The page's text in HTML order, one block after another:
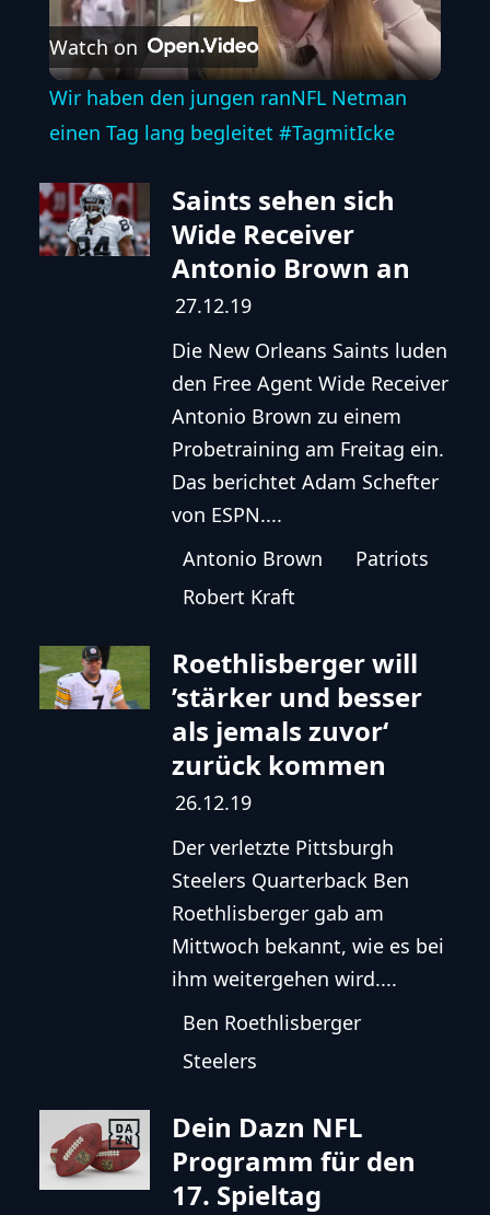
Video
Watch on
Wir haben den jungen ranNFL Netman
einen Tag lang begleitet #TagmitIcke
Saints sehen sich
Wide Receiver
Antonio Brown an
27.12.19
Die New Orleans Saints luden
den Free Agent Wide Receiver
Antonio Brown zu einem
Probetraining am Freitag ein.
Das berichtet Adam Schefter
von ESPN....
Antonio Brown
Patriots
Robert Kraft
Roethlisberger will
’stärker und besser
als jemals zuvor‘
zurück kommen
26.12.19
Der verletzte Pittsburgh
Steelers Quarterback Ben
Roethlisberger gab am
Mittwoch bekannt, wie es bei
ihm weitergehen wird....
Ben Roethlisberger
Steelers
Dein Dazn NFL
Programm für den
17. Spieltag